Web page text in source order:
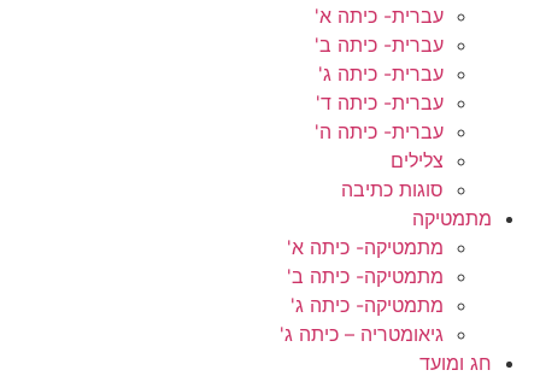
עברית- כיתה א'
עברית- כיתה ב'
עברית- כיתה ג'
עברית- כיתה ד'
עברית- כיתה ה'
צלילים
סוגות כתיבה
מתמטיקה
מתמטיקה- כיתה א'
מתמטיקה- כיתה ב'
מתמטיקה- כיתה ג'
גיאומטריה – כיתה ג'
חג ומועד